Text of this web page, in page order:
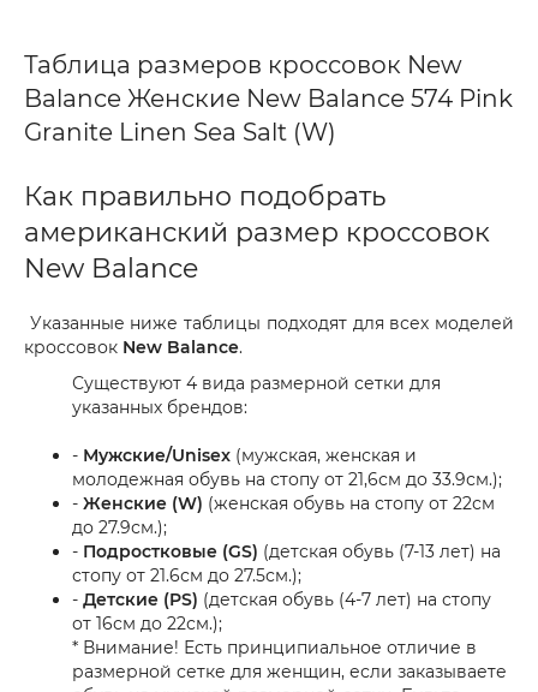
Таблица размеров кроссовок New
Balance Женские New Balance 574 Pink
Granite Linen Sea Salt (W)
Как правильно подобрать
американский размер кроссовок
New Balance
Указанные ниже таблицы подходят для всех моделей
кроссовок New Balance.
Существуют 4 вида размерной сетки для
указанных брендов:
- Мужские/Unisex (мужская, женская и
молодежная обувь на стопу от 21,6см до 33.9см.);
- Женские (W) (женская обувь на стопу от 22см
до 27.9см.);
- Подростковые (GS) (детская обувь (7-13 лет) на
стопу от 21.6см до 27.5см.);
- Детские (PS) (детская обувь (4-7 лет) на стопу
от 16см до 22см.);
* Внимание! Есть принципиальное отличие в
размерной сетке для женщин, если заказываете